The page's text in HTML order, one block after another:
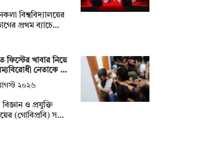
বিশ্ববিদ্যালয়ের
প্রথম ব্যাচে…
ফিস্টের খাবার নিয়ে
নেতাকে …
২০২৬
ও প্রযুক্তি
(গোবিপ্রবি) স…